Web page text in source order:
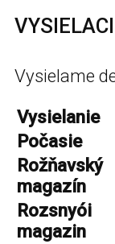
Vysielame
Vysielanie
Počasie
Rožňavský
magazín
Rozsnyói
magazin